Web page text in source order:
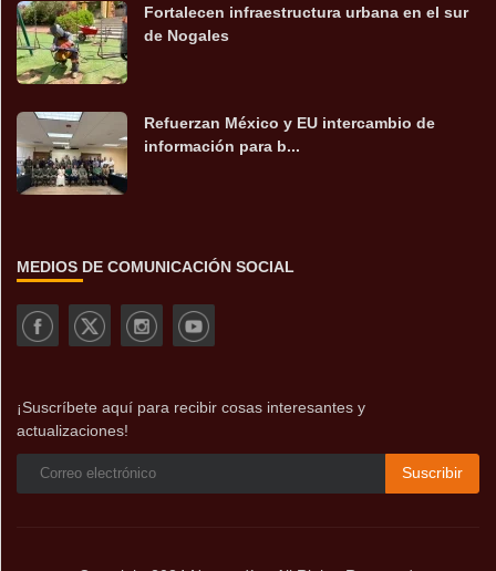
Fortalecen infraestructura urbana en el sur
de Nogales
Refuerzan México y EU intercambio de
información para b...
MEDIOS DE COMUNICACIÓN SOCIAL
¡Suscríbete aquí para recibir cosas interesantes y
actualizaciones!
Suscribir